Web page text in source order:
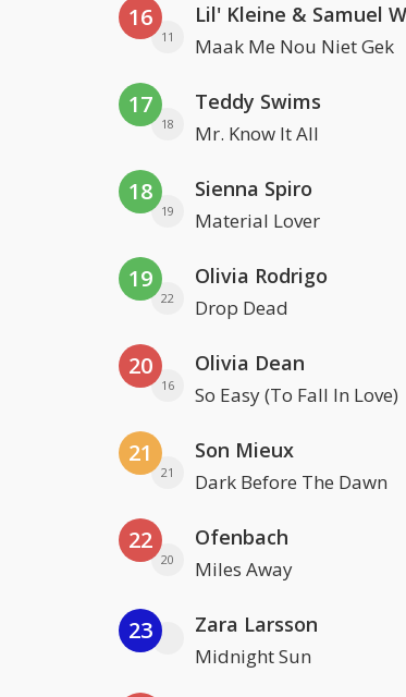
16
11
Lil' Kleine & Samuel
Maak Me Nou Niet Gek
17
18
Teddy Swims
Mr. Know It All
18
19
Sienna Spiro
Material Lover
19
22
Olivia Rodrigo
Drop Dead
20
16
Olivia Dean
So Easy (To Fall In Love)
21
21
Son Mieux
Dark Before The Dawn
22
20
Ofenbach
Miles Away
23 Zara Larsson
Midnight Sun